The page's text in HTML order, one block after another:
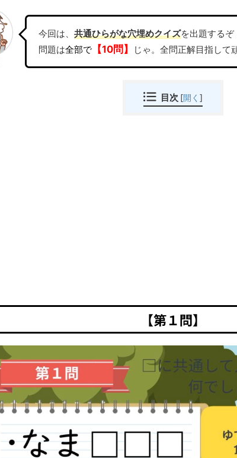
今回は、 共通ひらがな穴埋めクイズを出題するぞ
問題は全部で 【10問】 じゃ。全問正解目指して
目次 [開く ]
【第１問】